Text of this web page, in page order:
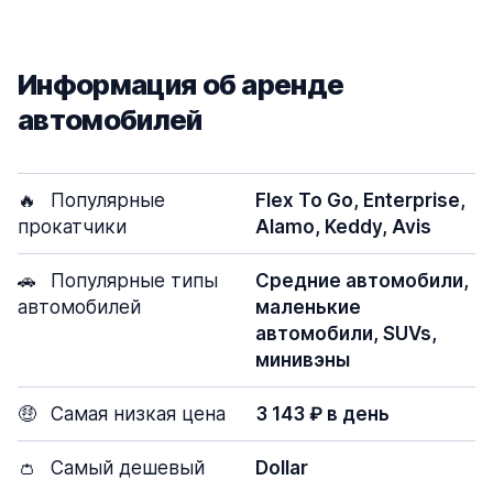
Информация об аренде
автомобилей
🔥
Популярные
прокатчики
Flex To Go, Enterprise,
Alamo, Keddy, Avis
🚗
Популярные типы
автомобилей
Средние автомобили,
маленькие
автомобили, SUVs,
минивэны
🤑 Самая низкая цена 3 143 ₽ в день
👛
Самый дешевый
Dollar